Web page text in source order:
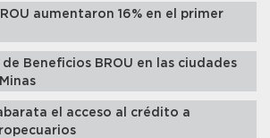
aumentaron 16% en el primer
Beneficios BROU en las ciudades
el acceso al crédito a